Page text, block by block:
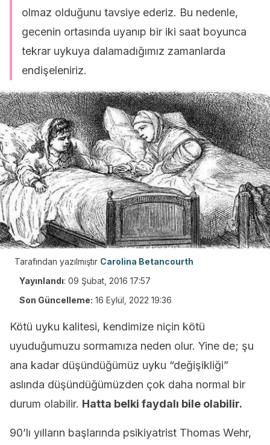
olmaz olduğunu tavsiye ederiz. Bu nedenle,
gecenin ortasında uyanıp bir iki saat boyunca
tekrar uykuya dalamadığımız zamanlarda
endişeleniriz.
Tarafından yazılmıştır Carolina Betancourth
Yayınlandı: 09 Şubat, 2016 17:57
Son Güncelleme: 16 Eylül, 2022 19:36
Kötü uyku kalitesi, kendimize niçin kötü
uyuduğumuzu sormamıza neden olur. Yine de; şu
ana kadar düşündüğümüz uyku “değişikliği”
aslında düşündüğümüzden çok daha normal bir
durum olabilir. Hatta belki faydalı bile olabilir.
90’lı yılların başlarında psikiyatrist Thomas Wehr,